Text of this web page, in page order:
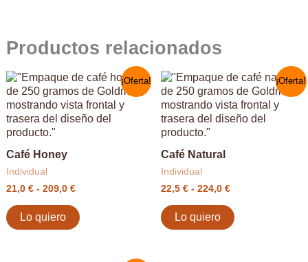
Productos relacionados
¡Oferta!
Café Honey
Individual
21,0 € - 209,0 €
Rango
de
precios:
desde
21,0 €
Lo quiero
Este
producto
tiene
múltiples
en
¡Oferta!
Café Natural
Individual
22,5 € - 224,0 €
Rango
de
precios:
desde
22,5 €
Lo quiero
Este
producto
tiene
múltiples
en